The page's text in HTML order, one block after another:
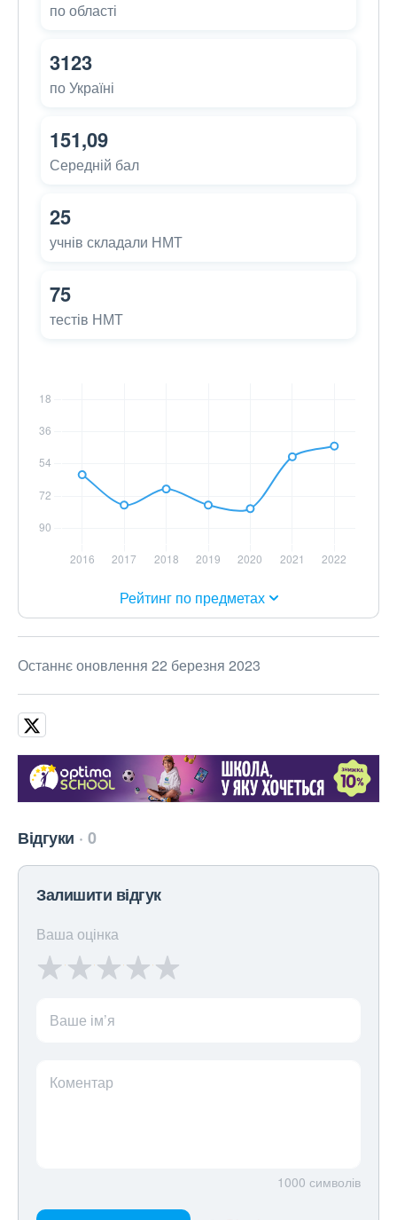
по області
3123
по Україні
151,09
Середній бал
25
учнів складали НМТ
75
тестів НМТ
Рейтинг по предметах
Останнє оновлення 22 березня 2023
Відгуки 0
Залишити відгук
Ваша оцінка
Ваше ім’я
Коментар
1000 символів